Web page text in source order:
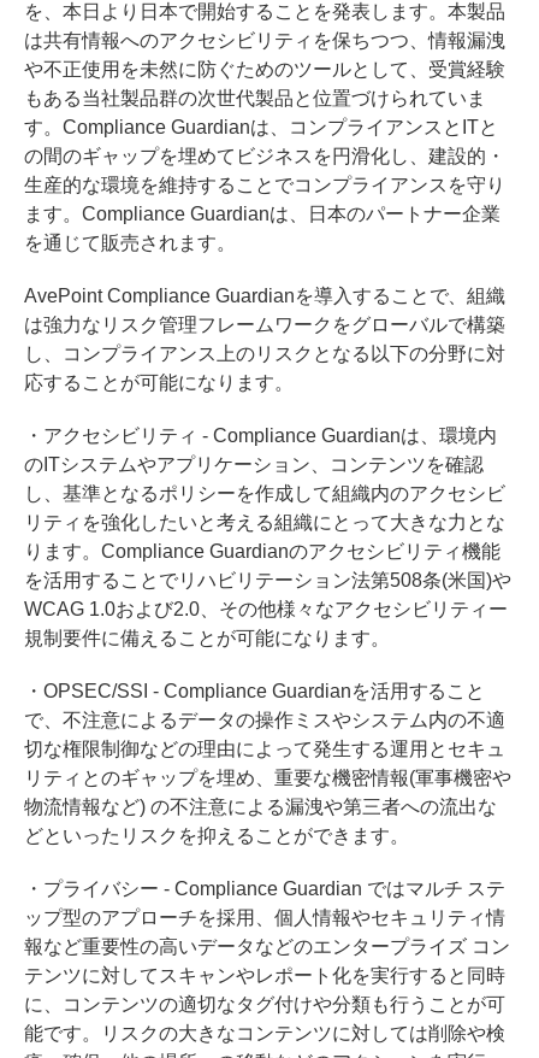
を、本日より日本で開始することを発表します。本製品
は共有情報へのアクセシビリティを保ちつつ、情報漏洩
や不正使用を未然に防ぐためのツールとして、受賞経験
もある当社製品群の次世代製品と位置づけられていま
す。Compliance Guardianは、コンプライアンスとITと
の間のギャップを埋めてビジネスを円滑化し、建設的・
生産的な環境を維持することでコンプライアンスを守り
ます。Compliance Guardianは、日本のパートナー企業
を通じて販売されます。
AvePoint Compliance Guardianを導入することで、組織
は強力なリスク管理フレームワークをグローバルで構築
し、コンプライアンス上のリスクとなる以下の分野に対
応することが可能になります。
・アクセシビリティ - Compliance Guardianは、環境内
のITシステムやアプリケーション、コンテンツを確認
し、基準となるポリシーを作成して組織内のアクセシビ
リティを強化したいと考える組織にとって大きな力とな
ります。Compliance Guardianのアクセシビリティ機能
を活用することでリハビリテーション法第508条(米国)や
WCAG 1.0および2.0、その他様々なアクセシビリティー
規制要件に備えることが可能になります。
・OPSEC/SSI - Compliance Guardianを活用すること
で、不注意によるデータの操作ミスやシステム内の不適
切な権限制御などの理由によって発生する運用とセキュ
リティとのギャップを埋め、重要な機密情報(軍事機密や
物流情報など) の不注意による漏洩や第三者への流出な
どといったリスクを抑えることができます。
・プライバシー - Compliance Guardian ではマルチ ステ
ップ型のアプローチを採用、個人情報やセキュリティ情
報など重要性の高いデータなどのエンタープライズ コン
テンツに対してスキャンやレポート化を実行すると同時
に、コンテンツの適切なタグ付けや分類も行うことが可
能です。リスクの大きなコンテンツに対しては削除や検